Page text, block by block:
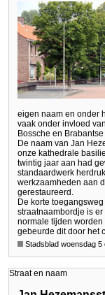
eigen naam en onder
vaak onder invloed
Bossche en
De naam van Jan
onze kathedrale
twintig jaar aan had
standaardwerk
werkzaamheden aan
gerestaureerd.
De korte
straatnaambordje is
normale tijden
gebeurde dit door het
Stadsblad woensdag
Straat en naam